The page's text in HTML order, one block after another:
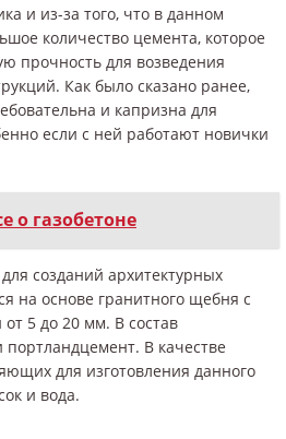
и из-за того, что в данном
количество цемента, которое
прочность для возведения
Как было сказано ранее,
и капризна для
если с ней работают новички
о газобетоне
созданий архитектурных
на основе гранитного щебня с
5 до 20 мм. В состав
В качестве
для изготовления данного
и вода.